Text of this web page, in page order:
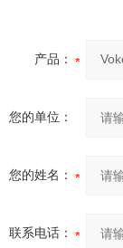
产品：
您的单位：
您的姓名：
联系电话：